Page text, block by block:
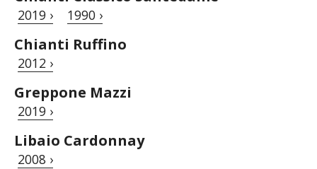
2019 › 1990 ›
Chianti Ruffino
2012 ›
Greppone Mazzi
2019 ›
Libaio Cardonnay
2008 ›